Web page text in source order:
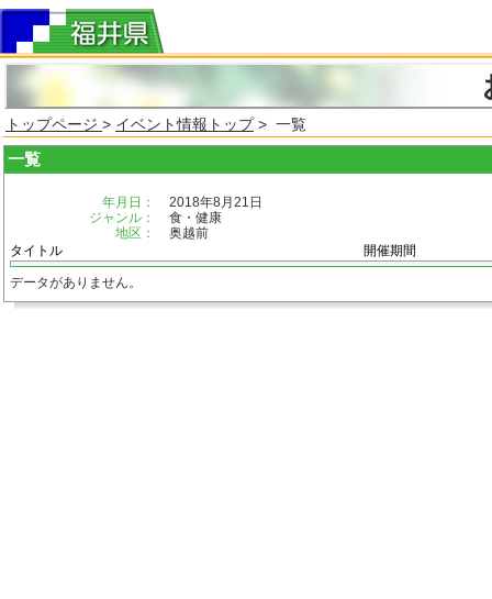
トップページ > イベント情報トップ> 一覧
一覧
年月日：
2018年8月21日
ジャンル：
食・健康
地区：
奥越前
タイトル
開催期間
データがありません。